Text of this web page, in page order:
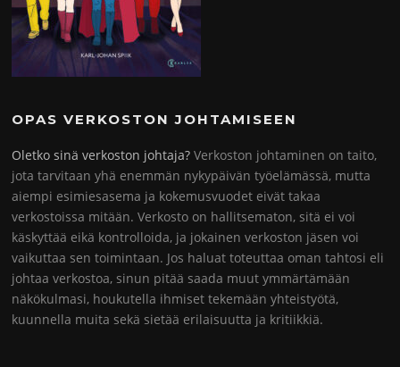
OPAS VERKOSTON JOHTAMISEEN
Oletko sinä verkoston johtaja? Verkoston johtaminen on taito,
jota tarvitaan yhä enemmän nykypäivän työelämässä, mutta
aiempi esimiesasema ja kokemusvuodet eivät takaa
verkostoissa mitään. Verkosto on hallitsematon, sitä ei voi
käskyttää eikä kontrolloida, ja jokainen verkoston jäsen voi
vaikuttaa sen toimintaan. Jos haluat toteuttaa oman tahtosi eli
johtaa verkostoa, sinun pitää saada muut ymmärtämään
näkökulmasi, houkutella ihmiset tekemään yhteistyötä,
kuunnella muita sekä sietää erilaisuutta ja kritiikkiä.